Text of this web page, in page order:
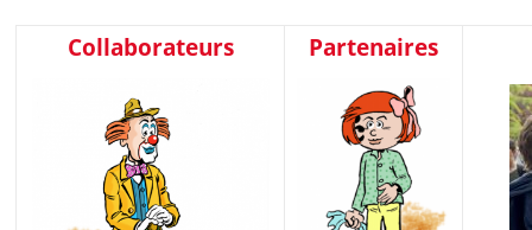
Collaborateurs Partenaires